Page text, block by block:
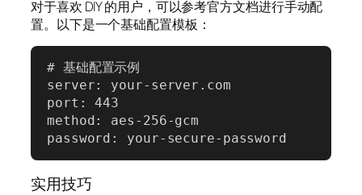
对于喜欢 DIY 的用户，可以参考官方文档进行手动配
置。以下是一个基础配置模板：
# 基础配置示例
server: your-server.com
port: 443
method: aes-256-gcm
password: your-secure-password
实用技巧